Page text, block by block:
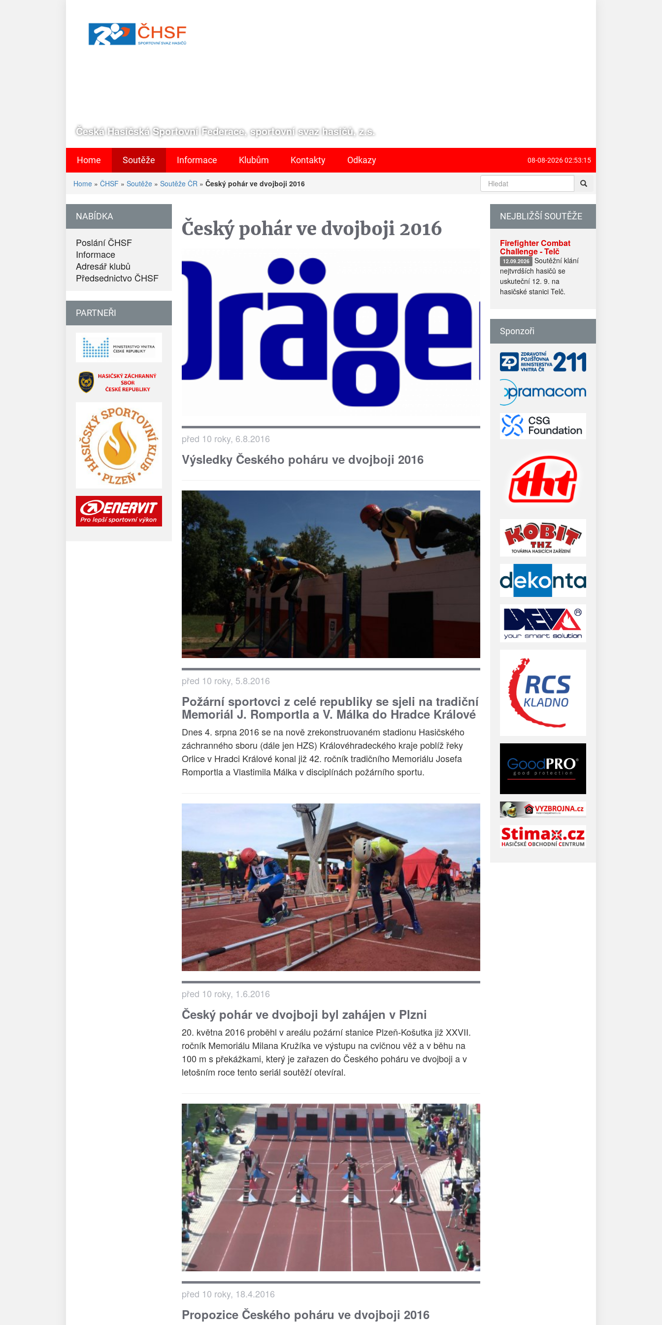
Česká Hasičská Sportovní Federace, sportovní svaz hasičů, z.s.
08-08-2026 02:53:15
Home Soutěže Informace Klubům Kontakty Odkazy
Home » ČHSF » Soutěže » Soutěže ČR » Český pohár ve dvojboji 2016
NABÍDKA
Poslání ČHSF
Informace
Adresář klubů
Předsednictvo ČHSF
PARTNEŘI
Český pohár ve dvojboji 2016
před 10 roky, 6.8.2016
Výsledky Českého poháru ve dvojboji 2016
před 10 roky, 5.8.2016
Požární sportovci z celé republiky se sjeli na tradiční
Memoriál J. Romportla a V. Málka do Hradce Králové
Dnes 4. srpna 2016 se na nově zrekonstruovaném stadionu Hasičského
záchranného sboru (dále jen HZS) Královéhradeckého kraje poblíž řeky
Orlice v Hradci Králové konal již 42. ročník tradičního Memoriálu Josefa
Romportla a Vlastimila Málka v disciplínách požárního sportu.
před 10 roky, 1.6.2016
Český pohár ve dvojboji byl zahájen v Plzni
20. května 2016 proběhl v areálu požární stanice Plzeň-Košutka již XXVII.
ročník Memoriálu Milana Kružíka ve výstupu na cvičnou věž a v běhu na
100 m s překážkami, který je zařazen do Českého poháru ve dvojboji a v
letošním roce tento seriál soutěží otevíral.
před 10 roky, 18.4.2016
Propozice Českého poháru ve dvojboji 2016
NEJBLIŽŠÍ SOUTĚŽE
Firefighter Combat
Challenge - Telč
12.09.2026
Soutěžní klání
nejtvrdších hasičů se
uskuteční 12. 9. na
hasičské stanici Telč.
Sponzoři